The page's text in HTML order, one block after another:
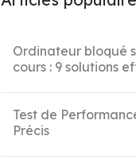
Ordinateur bloqué
cours : 9 solutions
Test de
Précis